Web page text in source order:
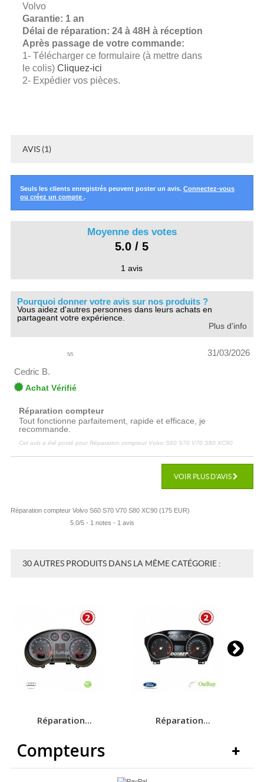
Volvo
Garantie: 1 an
Délai de réparation: 24 à 48H à réception
Après passage de votre commande:
1- Télécharger ce formulaire (à mettre dans
le colis) Cliquez-ici
2- Expédier vos pièces.
AVIS (1)
Seuls les clients enregistrés peuvent poster un avis. Connectez-vous
ou créez un compte .
Moyenne des votes
5.0 / 5
1 avis
Pourquoi donner votre avis sur nos produits ?
Vous aidez d'autres personnes dans leurs achats en
partageant votre expérience.
Plus d'info
5/5
31/03/2026
Cedric B.
Achat Vérifié
Réparation compteur
Tout fonctionne parfaitement, rapide et efficace, je
recommande.
Cet avis a été posté pourRéparation compteur Volvo S60 S70 V70 S80 XC90
VOIR PLUS D'AVIS
Réparation compteur Volvo S60 S70 V70 S80 XC90 (175 EUR)
5.0/5- 1 notes - 1 avis
30 AUTRES PRODUITS DANS LA MÊME CATÉGORIE :
Réparation... Réparation...
Compteurs